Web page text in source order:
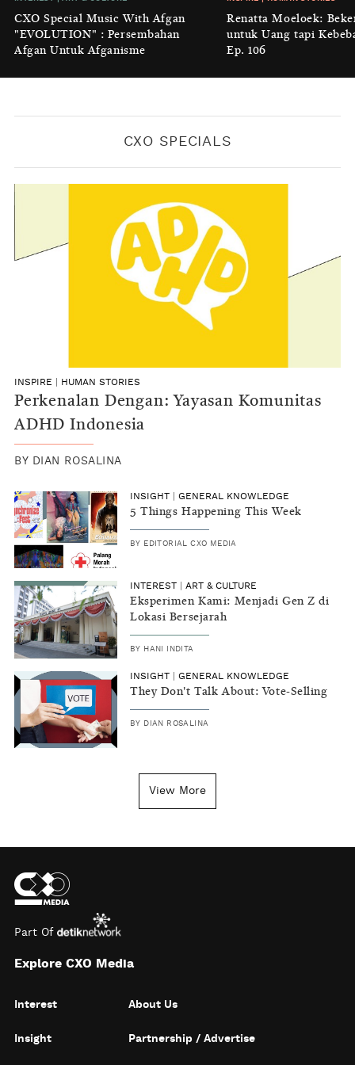
Luruhnya Daun Terakhir: Kala
'Benteng Alam' yang Tak Lagi Bisa
Melindungi
BYKONTRIBUTOR CXO MEDIA
CXO Special Music With Afgan
"EVOLUTION" : Persembahan
Afgan Untuk Afganisme
Renatta Moeloek:
untuk Uang tapi
Ep. 106
CXO SPECIALS
INSPIRE HUMAN STORIES
Perkenalan Dengan: Yayasan Komunitas
ADHD Indonesia
BY DIAN ROSALINA
INSIGHT GENERAL KNOWLEDGE
5 Things Happening This Week
BY EDITORIAL CXO MEDIA
INTEREST ART & CULTURE
Eksperimen Kami: Menjadi Gen Z di
Lokasi Bersejarah
BY HANI INDITA
INSIGHT GENERAL KNOWLEDGE
They Don't Talk About: Vote-Selling
BY DIAN ROSALINA
View More
Part Of
Explore CXO Media
Interest
Insight
About Us
Partnership / Advertise